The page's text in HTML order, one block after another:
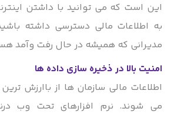
این است که می توانید با داشتن
به اطلاعات مالی دسترسی داشته
مدیرانی که همیشه در حال رفت وآمد
امنیت بالا در ذخیره سازی داده ها
اطلاعات مالی سازمان ها از باارزش
می شوند. نرم افزارهای تحت وب